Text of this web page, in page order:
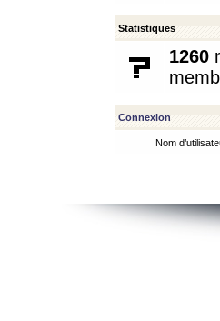
Statistiques
1260
Connexion
Nom